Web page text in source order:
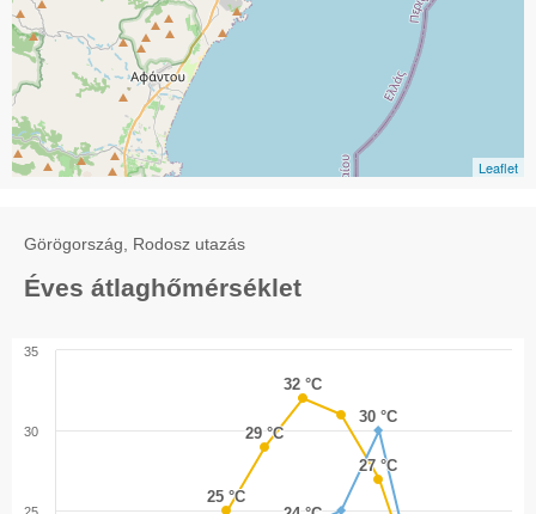
Leaflet
Görögország, Rodosz utazás
Éves átlaghőmérséklet
25 °C
25 °C
29 °C
29 °C
32 °C
32 °C
27 °C
27 °C
30 °C
30 °C
30
35